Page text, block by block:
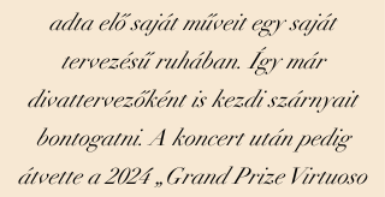
adta elő saját műveit egy saját
tervezésű ruhában. Így már
divattervezőként is kezdi szárnyait
bontogatni. A koncert után pedig
átvette a 2024 „Grand Prize Virtuoso